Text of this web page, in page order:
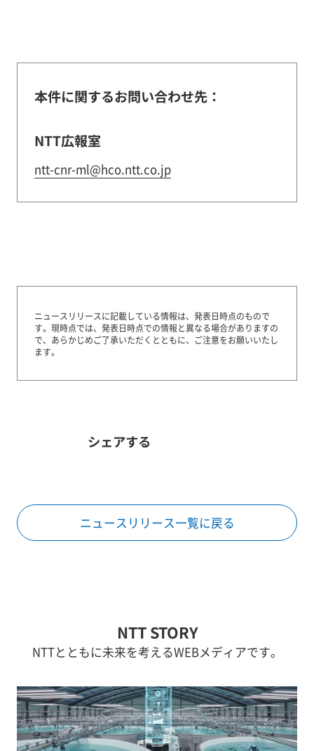
本件に関するお問い合わせ先：
NTT広報室
ntt-cnr-ml@hco.ntt.co.jp
ニュースリリースに記載している情報は、発表日時点のもので
す。 現時点では、発表日時点での情報と異なる場合がありますの
で、あらかじめご了承いただくとともに、ご注意をお願いいたし
ます。
シェアする
ニュースリリース一覧に戻る
NTT STORY
NTTとともに未来を考えるWEBメディアです。